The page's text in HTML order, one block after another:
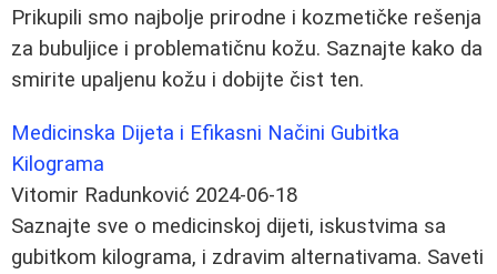
Prikupili smo najbolje prirodne i kozmetičke rešenja
za bubuljice i problematičnu kožu. Saznajte kako da
smirite upaljenu kožu i dobijte čist ten.
Medicinska Dijeta i Efikasni Načini Gubitka
Kilograma
Vitomir Radunković 2024-06-18
Saznajte sve o medicinskoj dijeti, iskustvima sa
gubitkom kilograma, i zdravim alternativama. Saveti